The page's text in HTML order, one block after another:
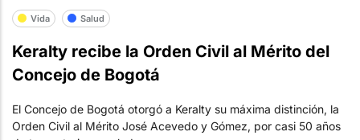
Vida Salud
Keralty recibe la Orden Civil al Mérito del
Concejo de Bogotá
El Concejo de Bogotá otorgó a Keralty su máxima distinción, la
Orden Civil al Mérito José Acevedo y Gómez, por casi 50 años